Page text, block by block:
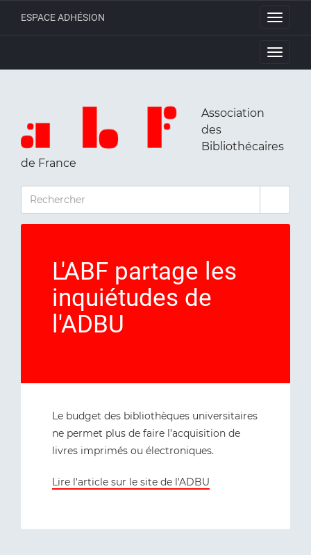
Toggle
ESPACE ADHÉSION
Toggle
Association
des
Bibliothécaires
de France
RECHERCHER
L'ABF partage les
inquiétudes de
l'ADBU
Le budget des bibliothèques universitaires
ne permet plus de faire l’acquisition de
livres imprimés ou électroniques.
Lire l'article sur le site de l'ADBU